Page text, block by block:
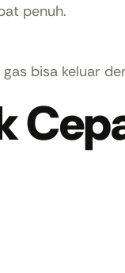
penuh.
bisa keluar